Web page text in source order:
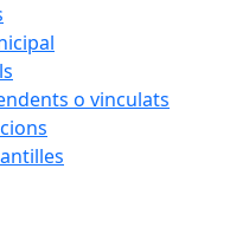
o vinculats